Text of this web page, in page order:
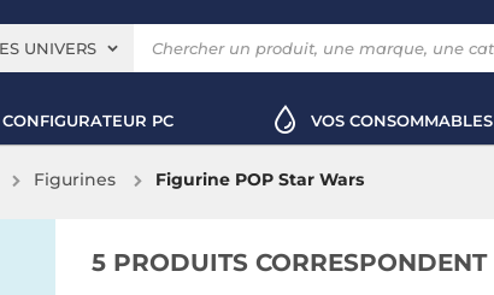
UNIVERS
CONFIGURATEUR PC VOS CONSOMMABLES
Figurines Figurine POP Star Wars
5 PRODUITS CORRESPONDENT